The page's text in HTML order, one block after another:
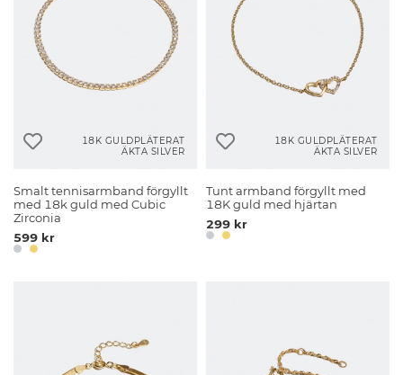
18K GULDPLÄTERAT
ÄKTA SILVER
Smalt tennisarmband förgyllt
med 18k guld med Cubic
Zirconia
599 kr
18K GULDPLÄTERAT
ÄKTA SILVER
Tunt armband förgyllt med
18K guld med hjärtan
299 kr